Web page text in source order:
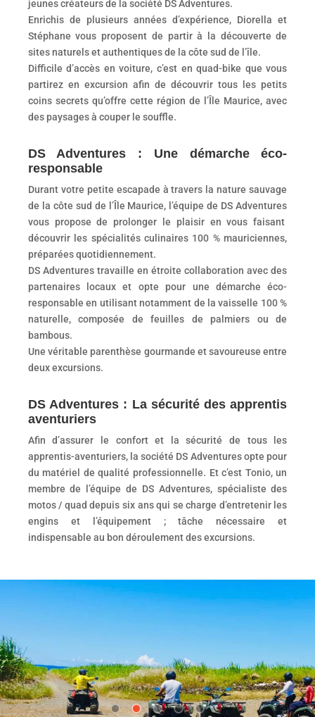
jeunes créateurs de la société DS Adventures.
Enrichis de plusieurs années d’expérience, Diorella et
Stéphane vous proposent de partir à la découverte de
sites naturels et authentiques de la côte sud de l’île.
Difficile d’accès en voiture, c’est en quad-bike que vous
partirez en excursion afin de découvrir tous les petits
coins secrets qu’offre cette région de l’Île Maurice, avec
des paysages à couper le souffle.
DS Adventures : Une démarche éco-
responsable
Durant votre petite escapade à travers la nature sauvage
de la côte sud de l’Île Maurice, l’équipe de DS Adventures
vous propose de prolonger le plaisir en vous faisant
découvrir les spécialités culinaires 100 % mauriciennes,
préparées quotidiennement.
DS Adventures travaille en étroite collaboration avec des
partenaires locaux et opte pour une démarche éco-
responsable en utilisant notamment de la vaisselle 100 %
naturelle, composée de feuilles de palmiers ou de
bambous.
Une véritable parenthèse gourmande et savoureuse entre
deux excursions.
DS Adventures : La sécurité des apprentis
aventuriers
Afin d’assurer le confort et la sécurité de tous les
apprentis-aventuriers, la société DS Adventures opte pour
du matériel de qualité professionnelle. Et c’est Tonio, un
membre de l’équipe de DS Adventures, spécialiste des
motos / quad depuis six ans qui se charge d’entretenir les
engins et l’équipement ; tâche nécessaire et
indispensable au bon déroulement des excursions.